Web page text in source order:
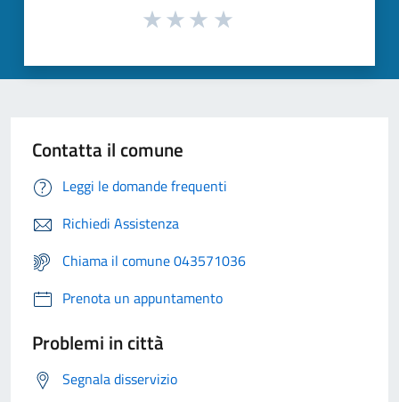
Contatta il comune
Leggi le domande frequenti
Richiedi Assistenza
Chiama il comune 043571036
Prenota un appuntamento
Problemi in città
Segnala disservizio